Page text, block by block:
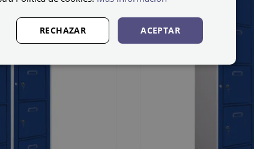
ACEPTAR
RECHAZAR